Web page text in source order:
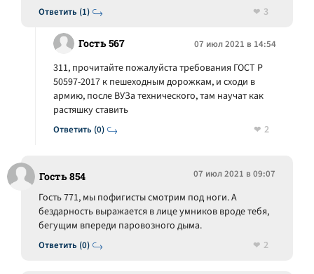
Ответить (1)
3
Гость 567 07 июл 2021 в 14:54
Ответить (0)
311, прочитайте пожалуйста требования ГОСТ Р
50597-2017 к пешеходным дорожкам, и сходи в
армию, после ВУЗа технического, там научат как
растяшку ставить
2
Гость 854 07 июл 2021 в 09:07
Ответить (0)
Гость 771, мы пофигисты смотрим под ноги. А
бездарность выражается в лице умников вроде тебя,
бегущим впереди паровозного дыма.
2